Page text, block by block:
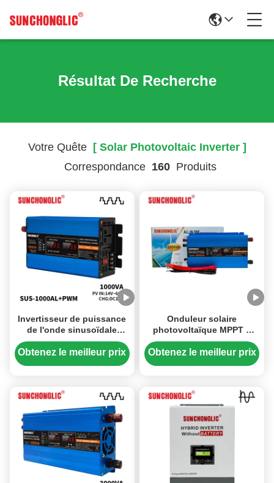
Résultat De Recherche
Votre Quête[ Solar Photovoltaic Inverter ]
Correspondance 160Produits
Invertisseur de puissance
de l'onde sinusoïdale
modifié de 1000VA à 1000W
de 12V à 220V
Obtenez le meilleur prix
Onduleur solaire
photovoltaïque MPPT à
onde sinusoïdale modifiée
de 3000W avec conversion
Obtenez le meilleur prix